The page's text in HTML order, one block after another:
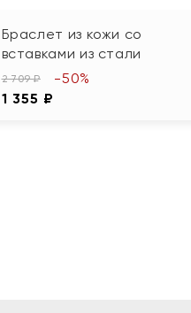
Браслет из кожи со
вставками из стали
2 709 ₽
1 355 ₽
-50%